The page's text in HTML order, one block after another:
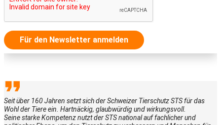
Für den Newsletter anmelden
Seit über 160 Jahren setzt sich der Schweizer Tierschutz STS für das
Wohl der Tiere ein. Hartnäckig, glaubwürdig und wirkungsvoll.
Seine starke Kompetenz nutzt der STS national auf fachlicher und